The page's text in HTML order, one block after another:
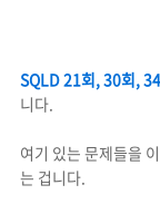
SQLD 21회, 30회,
니다.
여기 있는 문제들을
는 겁니다.